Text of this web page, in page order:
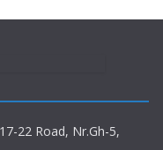
22 Road, Nr.Gh-5,